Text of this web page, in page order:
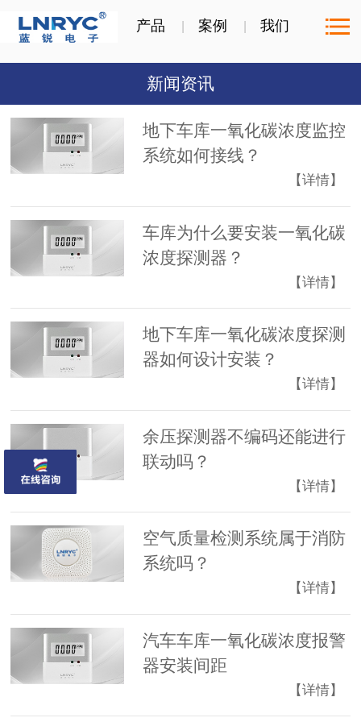
产品 案例 我们
新闻资讯
地下车库一氧化碳浓度监控
系统如何接线？
【详情】
车库为什么要安装一氧化碳
浓度探测器？
【详情】
地下车库一氧化碳浓度探测
器如何设计安装？
【详情】
余压探测器不编码还能进行
联动吗？
【详情】
空气质量检测系统属于消防
系统吗？
【详情】
汽车车库一氧化碳浓度报警
器安装间距
【详情】